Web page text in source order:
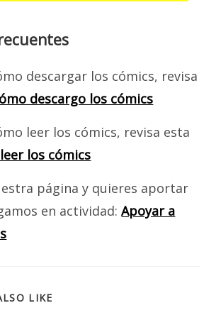
descargar los cómics, revisa
descargo los cómics
leer los cómics, revisa esta
los cómics
página y quieres aportar
en actividad:Apoyar a
LIKE